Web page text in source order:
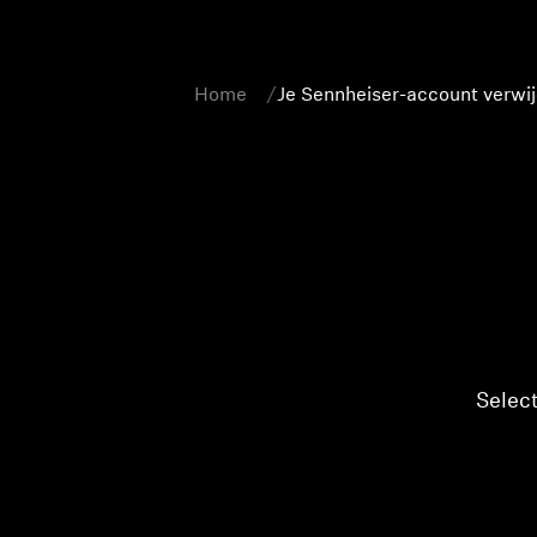
Home Je Sennheiser-account